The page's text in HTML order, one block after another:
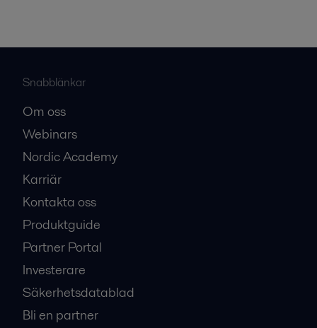
Snabblänkar
Om oss
Webinars
Nordic Academy
Karriär
Kontakta oss
Produktguide
Partner Portal
Investerare
Säkerhetsdatablad
Bli en partner